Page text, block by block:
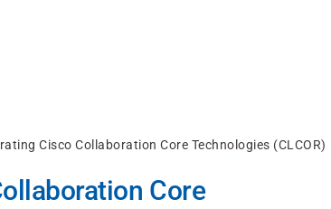
Cisco Collaboration Core Technologies (CLCOR)
Core